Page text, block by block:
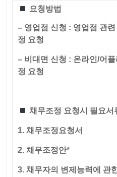
요청방법
– 영업점 신청 : 영업점 관
정 요청
– 비대면 신청 : 온라인/어
정 요청
채무조정 요청시 필요서
1. 채무조정요청서
2. 채무조정안*
3. 채무자의 변제능력에 관